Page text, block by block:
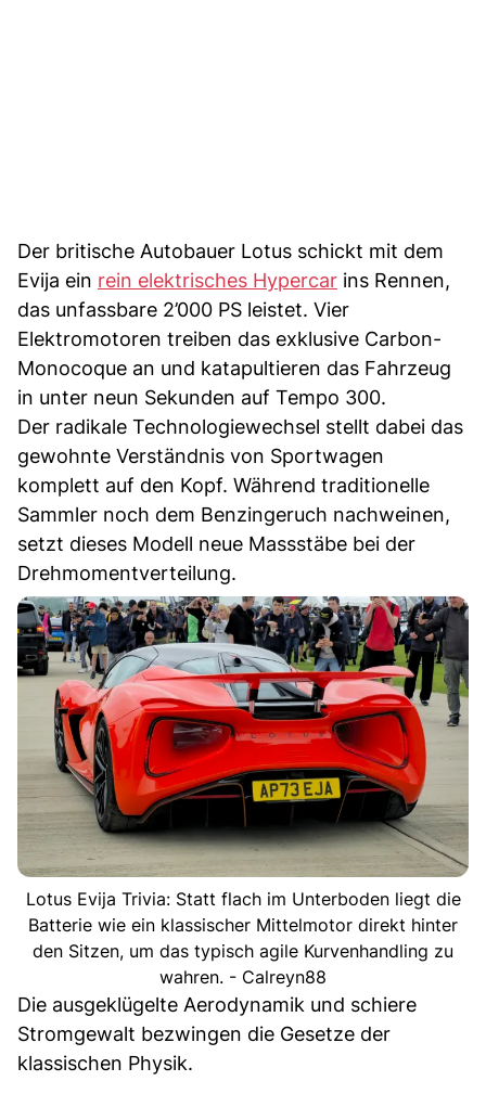
Der britische Autobauer Lotus schickt mit dem
Evija ein rein elektrisches Hypercar ins Rennen,
das unfassbare 2’000 PS leistet. Vier
Elektromotoren treiben das exklusive Carbon-
Monocoque an und katapultieren das Fahrzeug
in unter neun Sekunden auf Tempo 300.
Der radikale Technologiewechsel stellt dabei das
gewohnte Verständnis von Sportwagen
komplett auf den Kopf. Während traditionelle
Sammler noch dem Benzingeruch nachweinen,
setzt dieses Modell neue Massstäbe bei der
Drehmomentverteilung.
Lotus Evija Trivia: Statt flach im Unterboden liegt die
Batterie wie ein klassischer Mittelmotor direkt hinter
den Sitzen, um das typisch agile Kurvenhandling zu
wahren. - Calreyn88
Die ausgeklügelte Aerodynamik und schiere
Stromgewalt bezwingen die Gesetze der
klassischen Physik.